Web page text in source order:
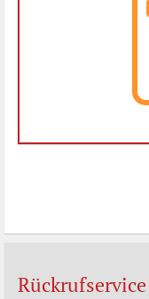
Rückrufservice